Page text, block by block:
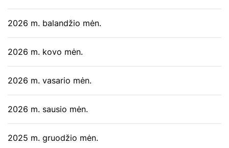
2026 m. balandžio mėn.
2026 m. kovo mėn.
2026 m. vasario mėn.
2026 m. sausio mėn.
2025 m. gruodžio mėn.